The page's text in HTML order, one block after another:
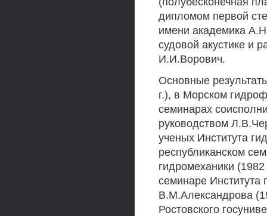
дипломом первой
имени академика
судовой акустике и
И.И.Ворович.
Основные
г.), в Морском
семинарах
руководством
ученых Института
республиканском
гидромеханики
семинаре
В.М.Александрова
Ростовского